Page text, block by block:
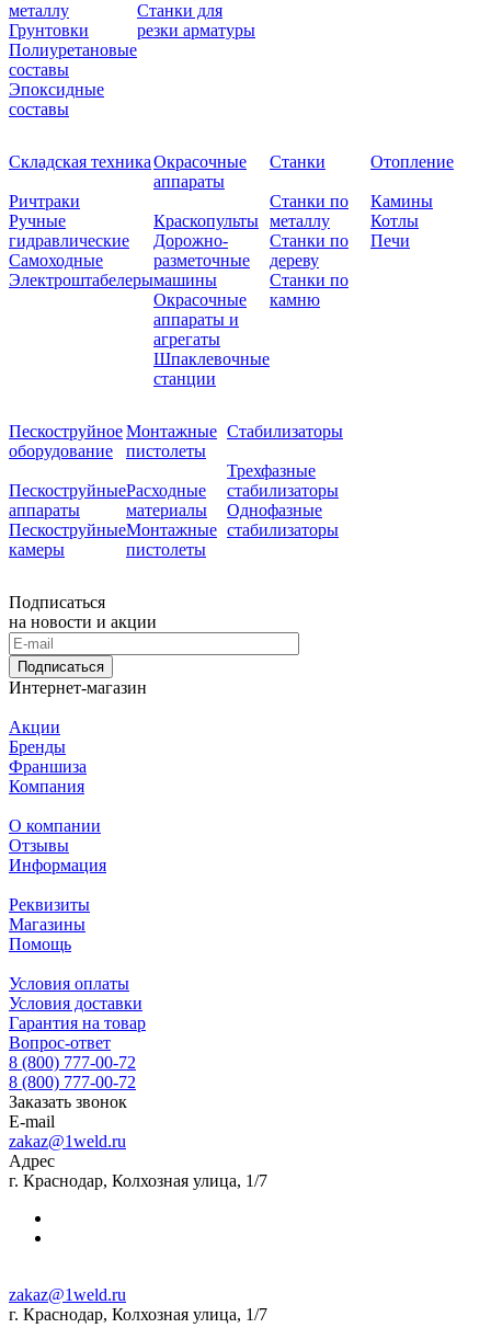
металлу
Грунтовки
Полиуретановые
составы
Эпоксидные
составы
Станки для
резки арматуры
Складская техника
Ричтраки
Ручные
гидравлические
Самоходные
Электроштабелеры
Окрасочные
аппараты
Краскопульты
Дорожно-
разметочные
машины
Окрасочные
аппараты и
агрегаты
Шпаклевочные
станции
Станки
Станки по
металлу
Станки по
дереву
Станки по
камню
Отопление
Камины
Котлы
Печи
Пескоструйное
оборудование
Пескоструйные
аппараты
Пескоструйные
камеры
Монтажные
пистолеты
Расходные
материалы
Монтажные
пистолеты
Стабилизаторы
Трехфазные
стабилизаторы
Однофазные
стабилизаторы
Подписаться
на новости и акции
Подписаться
Интернет-магазин
Акции
Бренды
Франшиза
Компания
О компании
Отзывы
Информация
Реквизиты
Магазины
Помощь
Условия оплаты
Условия доставки
Гарантия на товар
Вопрос-ответ
8 (800) 777-00-72
8 (800) 777-00-72
Заказать звонок
E-mail
zakaz@1weld.ru
Адрес
г. Краснодар, Колхозная улица, 1/7
zakaz@1weld.ru
г. Краснодар, Колхозная улица, 1/7